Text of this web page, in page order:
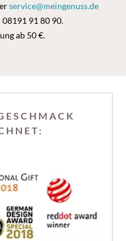
service@meingenuss.de
91 80 90.
ab 50 €.